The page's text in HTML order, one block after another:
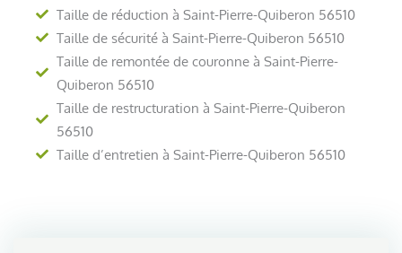
Taille de réduction à Saint-Pierre-Quiberon 56510
Taille de sécurité à Saint-Pierre-Quiberon 56510
Taille de remontée de couronne à Saint-Pierre-
Quiberon 56510
Taille de restructuration à Saint-Pierre-Quiberon
56510
Taille d’entretien à Saint-Pierre-Quiberon 56510